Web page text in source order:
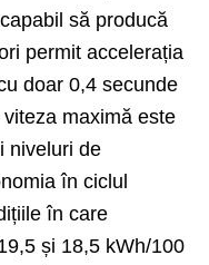
să producă
permit accelerația
doar 0,4 secunde
maximă este
niveluri de
în ciclul
în care
și 18,5 kWh/100